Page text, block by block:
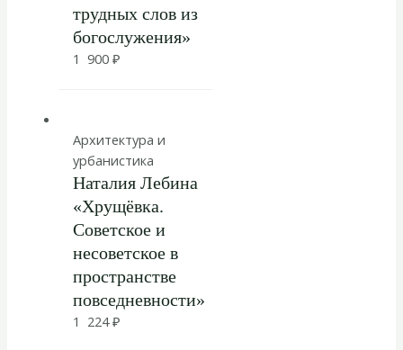
трудных слов из
богослужения»
1 900 ₽
Архитектура и
урбанистика
Наталия Лебина
«Хрущёвка.
Советское и
несоветское в
пространстве
повседневности»
1 224₽